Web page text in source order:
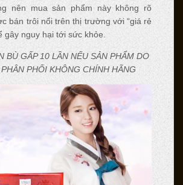
nên mua sản phẩm này không rõ
bán trôi nổi trên thị trường với “giá rẻ
gây nguy hại tới sức khỏe.
BÙ GẤP 10 LẦN NẾU SẢN PHẨM DO
PHỐI KHÔNG CHÍNH HÃNG